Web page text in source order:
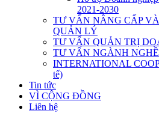
2021-2030
TƯ VẤN NÂNG CẤP
QUẢN LÝ
TƯ VẤN QUẢN TRỊ
TƯ VẤN NGÀNH NGHỀ
INTERNATIONAL
tế)
Tin tức
VÌ CỘNG ĐỒNG
Liên hệ